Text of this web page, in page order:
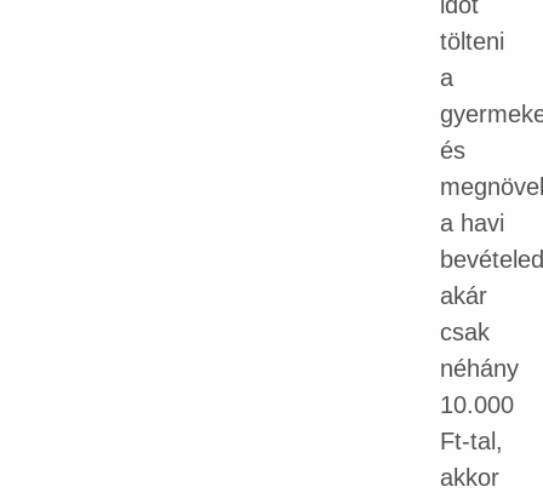
tölteni
a
és
a havi
bevételed
akár
csak
néhány
10.000
Ft-tal,
akkor